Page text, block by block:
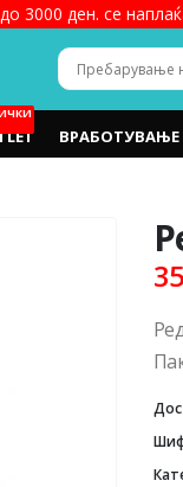
3000 ден. се
ВРАБОТУВАЊЕ